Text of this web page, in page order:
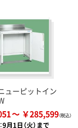
ューピットイン
￥285,599
9月1日（火）まで